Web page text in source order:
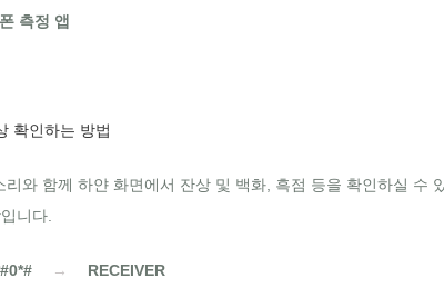
측정 앱
확인하는 방법
와 함께 하얀 화면에서 잔상 및 백화, 흑점 등을 확인하실 수
니다.
→ RECEIVER